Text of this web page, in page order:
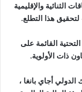
والإقليمية
هذا التطلع.
القائمة على
ذات الأولوية.
أجاي بانغا ،